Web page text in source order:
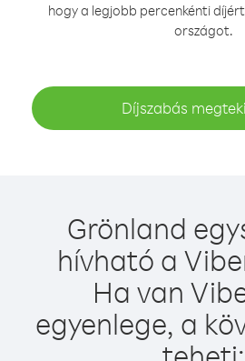
hogy a legjobb percenkénti
országot.
Díjszabás
Grönland
hívható a
Ha van
egyenlege, a